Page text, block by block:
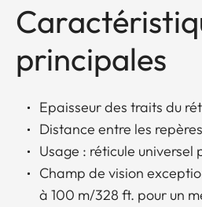
principales
Epaisseur des traits du
Distance entre les
Usage : réticule universel
Champ de vision
à 100 m/328 ft. pour un